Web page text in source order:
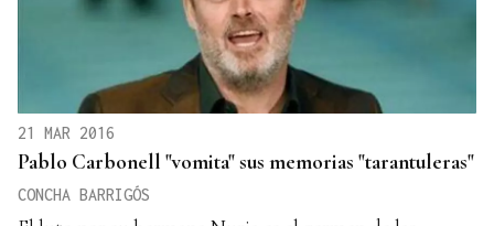
21 MAR 2016
Pablo Carbonell "vomita" sus memorias "tarantuleras"
CONCHA BARRIGÓS